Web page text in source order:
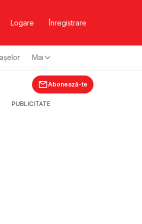
Logare Înregistrare
Mai
Abonează-te
PUBLICITATE